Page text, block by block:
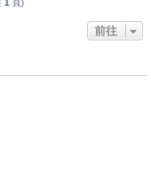
1 頁)
前往